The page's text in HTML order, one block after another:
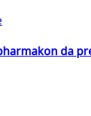
da